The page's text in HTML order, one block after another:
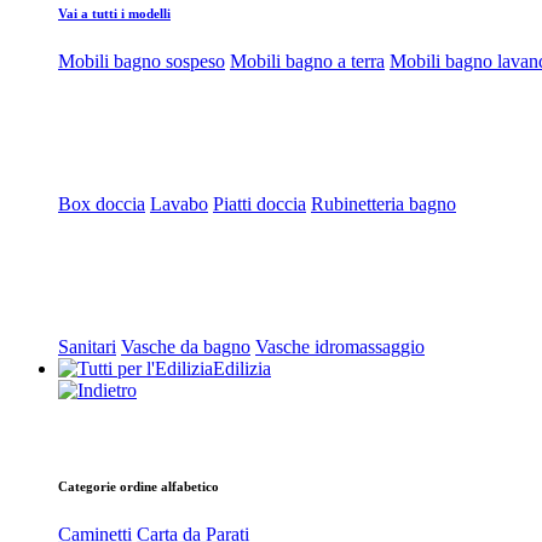
Vai a tutti i modelli
Mobili bagno sospeso Mobili bagno a terra Mobili bagno
Box doccia Lavabo Piatti doccia Rubinetteria bagno
Sanitari Vasche da bagno Vasche idromassaggio
Edilizia
Categorie ordine alfabetico
Caminetti Carta da Parati